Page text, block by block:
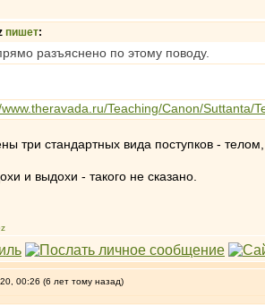
пишет:
разъяснено по этому поводу.
Teaching/Canon/Suttanta/
три стандартных вида поступков -
и выдохи - такого не сказано.
00:26 (6 лет тому назад)